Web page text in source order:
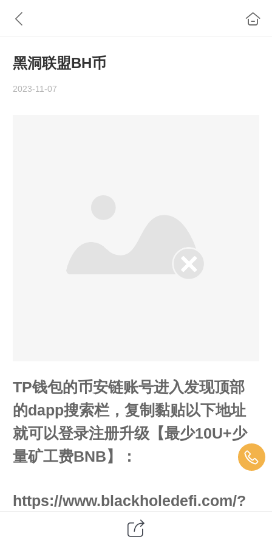
黑洞联盟BH币
2023-11-07
TP钱包的币安链账号进入发现顶部
的dapp搜索栏，复制黏贴以下地址
就可以登录注册升级【最少10U+少
量矿工费BNB】：
https://www.blackholedefi.com/?
ref=0x16420C559301b6dA1F66B0